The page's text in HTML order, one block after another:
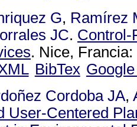
G, Ramírez
JC. Control-
. Nice,
BibTex
Cordoba JA,
User-Centered